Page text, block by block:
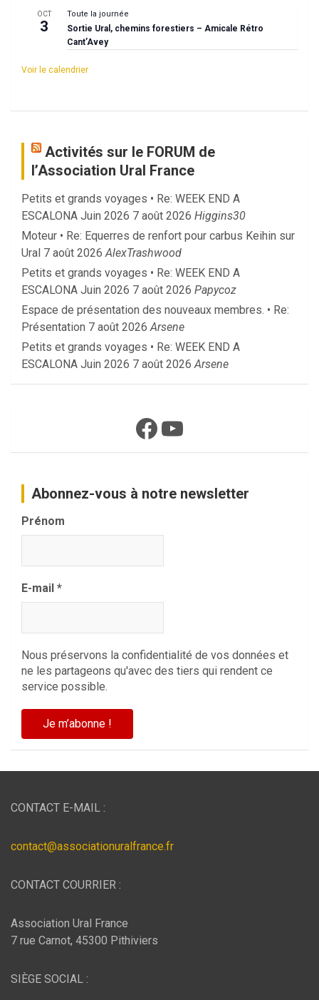
OCT
3
Toute la journée
Sortie Ural, chemins forestiers – Amicale Rétro
Cant’Avey
Voir le calendrier
Activités sur le FORUM de
l’Association Ural France
Petits et grands voyages • Re: WEEK END A
ESCALONA Juin 2026 7 août 2026 Higgins30
Moteur • Re: Equerres de renfort pour carbus Keihin sur
Ural 7 août 2026 AlexTrashwood
Petits et grands voyages • Re: WEEK END A
ESCALONA Juin 2026 7 août 2026 Papycoz
Espace de présentation des nouveaux membres. • Re:
Présentation 7 août 2026 Arsene
Petits et grands voyages • Re: WEEK END A
ESCALONA Juin 2026 7 août 2026 Arsene
Facebook
YouTube
Abonnez-vous à notre newsletter
Prénom
E-mail *
Nous préservons la confidentialité de vos données et
ne les partageons qu'avec des tiers qui rendent ce
service possible.
CONTACT E-MAIL :
contact@associationuralfrance.fr
CONTACT COURRIER :
Association Ural France
7 rue Carnot, 45300 Pithiviers
SIÈGE SOCIAL :